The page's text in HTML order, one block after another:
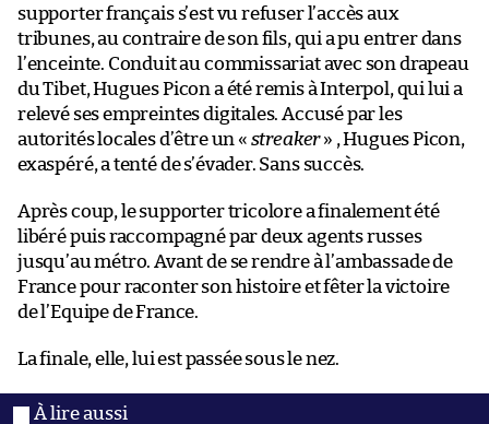
supporter français s’est vu refuser l’accès aux
tribunes, au contraire de son fils, qui a pu entrer dans
l’enceinte. Conduit au commissariat avec son drapeau
du Tibet, Hugues Picon a été remis à Interpol, qui lui a
relevé ses empreintes digitales. Accusé par les
autorités locales d’être un « streaker» , Hugues Picon,
exaspéré, a tenté de s’évader. Sans succès.
Après coup, le supporter tricolore a finalement été
libéré puis raccompagné par deux agents russes
jusqu’au métro. Avant de se rendre à l’ambassade de
France pour raconter son histoire et fêter la victoire
de l’Equipe de France.
La finale, elle, lui est passée sous le nez.